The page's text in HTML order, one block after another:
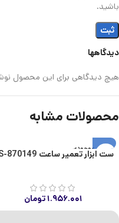
دیدگاهها
هیچ دیدگاهی برای این محصول
باشید.
محصولات مشابه
اتمام موجودی
ست ابزار تعمیر ساعت KS-870149
۱.۹۵۶.۰۰۱تومان